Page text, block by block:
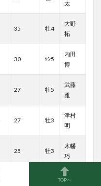
太
35 牡4
大野
拓
30 ｾﾝ5
内田
博
27 牡5
武藤
雅
27 牡3
津村
明
25 牡3
木幡
巧
石川
TOPへ